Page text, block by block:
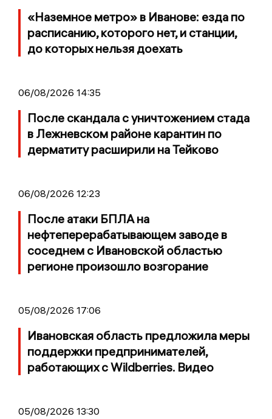
«Наземное метро» в Иванове: езда по
расписанию, которого нет, и станции,
до которых нельзя доехать
06/08/2026 14:35
После скандала с уничтожением стада
в Лежневском районе карантин по
дерматиту расширили на Тейково
06/08/2026 12:23
После атаки БПЛА на
нефтеперерабатывающем заводе в
соседнем с Ивановской областью
регионе произошло возгорание
05/08/2026 17:06
Ивановская область предложила меры
поддержки предпринимателей,
работающих с Wildberries. Видео
05/08/2026 13:30